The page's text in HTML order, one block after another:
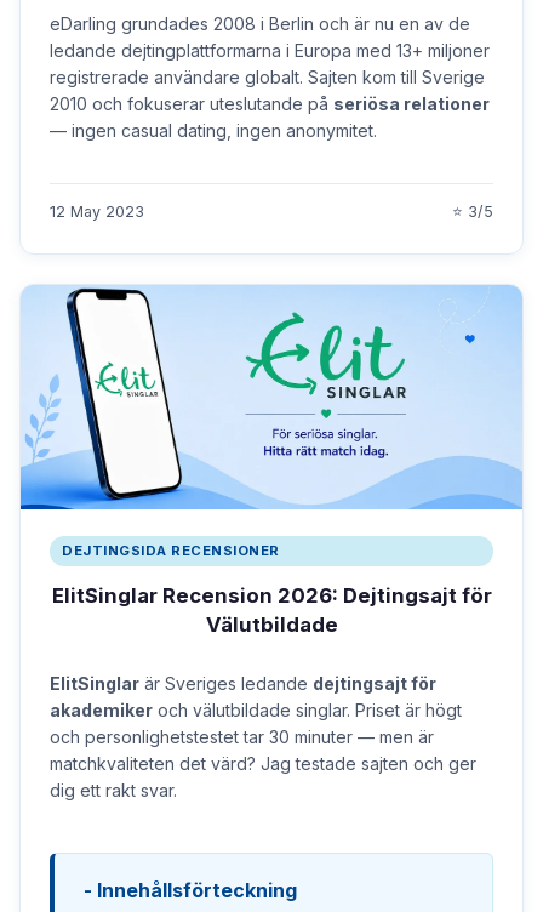
eDarling grundades 2008 i Berlin och är nu en av de
ledande dejtingplattformarna i Europa med 13+ miljoner
registrerade användare globalt. Sajten kom till Sverige
2010 och fokuserar uteslutande på seriösa relationer
— ingen casual dating, ingen anonymitet.
12 May 2023 ⭐ 3/5
DEJTINGSIDA RECENSIONER
ElitSinglar Recension 2026: Dejtingsajt för
Välutbildade
ElitSinglar är Sveriges ledande dejtingsajt för
akademiker och välutbildade singlar. Priset är högt
och personlighetstestet tar 30 minuter — men är
matchkvaliteten det värd? Jag testade sajten och ger
dig ett rakt svar.
Innehållsförteckning